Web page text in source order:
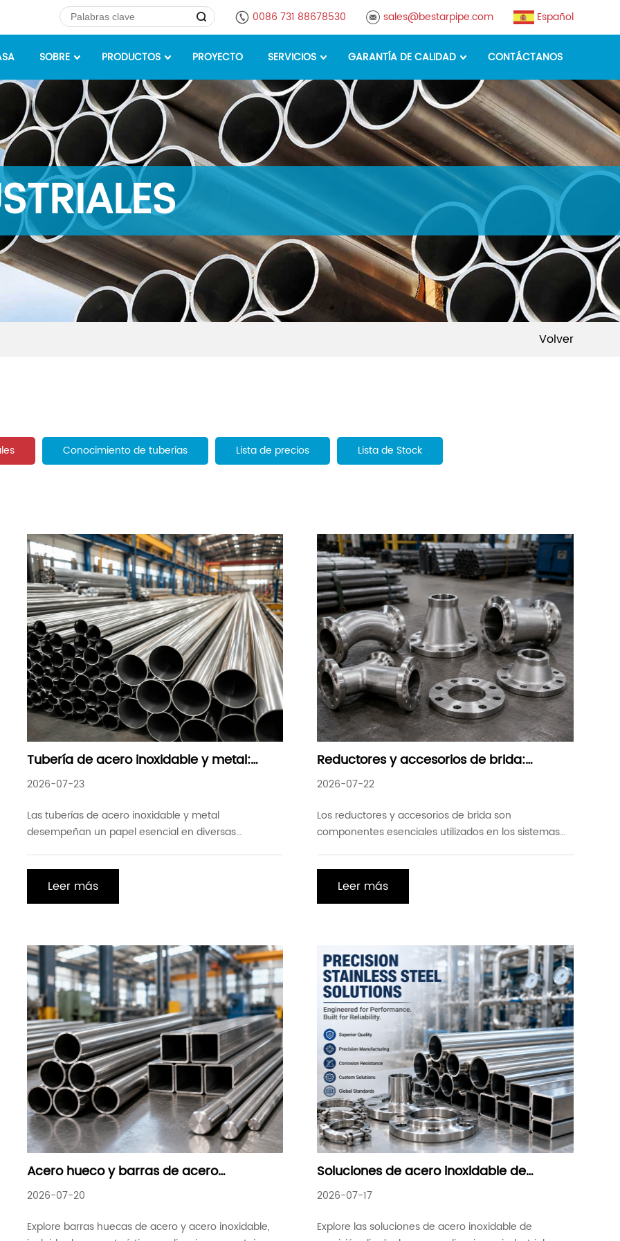
0086 731 88678530 sales@bestarpipe.com Español
SOBRE PRODUCTOS PROYECTO SERVICIOS GARANTÍA DE CALIDAD CONTÁCTANOS
Volver
Conocimiento de tuberías Lista de precios Lista de Stock
Tubería de acero inoxidable y metal:
soluciones confiables para aplicaciones
industriales modernas
2026-07-23
Las tuberías de acero inoxidable y metal
desempeñan un papel esencial en diversas
resistencia a la corrosión son críticas. Desde
proyectos de construcción e ingeniería mecánica
Leer más
Reductores y accesorios de brida:
soluciones confiables para sistemas de
tuberías industriales
2026-07-22
Los reductores y accesorios de brida son
componentes esenciales utilizados en los sistemas
diferentes tamaños, controlar la dirección del flujo y
garantizar conexiones seguras. Aplicado
Leer más
Acero hueco y barras de acero
inoxidable: soluciones duraderas para
aplicaciones industriales
2026-07-20
Explore barras huecas de acero y acero inoxidable,
Soluciones de acero inoxidable de
precisión: materiales confiables para
aplicaciones de alto rendimiento
2026-07-17
Explore las soluciones de acero inoxidable de